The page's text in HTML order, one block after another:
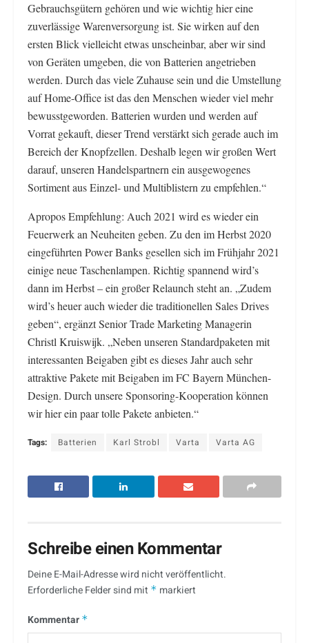
Gebrauchsgütern gehören und wie wichtig hier eine
zuverlässige Warenversorgung ist. Sie wirken auf den
ersten Blick vielleicht etwas unscheinbar, aber wir sind
von Geräten umgeben, die von Batterien angetrieben
werden. Durch das viele Zuhause sein und die Umstellung
auf Home-Office ist das den Menschen wieder viel mehr
bewusstgeworden. Batterien wurden und werden auf
Vorrat gekauft, dieser Trend verstärkt sich gerade auch im
Bereich der Knopfzellen. Deshalb legen wir großen Wert
darauf, unseren Handelspartnern ein ausgewogenes
Sortiment aus Einzel- und Multiblistern zu empfehlen.“
Apropos Empfehlung: Auch 2021 wird es wieder ein
Feuerwerk an Neuheiten geben. Zu den im Herbst 2020
eingeführten Power Banks gesellen sich im Frühjahr 2021
einige neue Taschenlampen. Richtig spannend wird’s
dann im Herbst – ein großer Relaunch steht an. „Zudem
wird’s heuer auch wieder die traditionellen Sales Drives
geben“, ergänzt Senior Trade Marketing Managerin
Christl Kruiswijk. „Neben unseren Standardpaketen mit
interessanten Beigaben gibt es dieses Jahr auch sehr
attraktive Pakete mit Beigaben im FC Bayern München-
Design. Durch unsere Sponsoring-Kooperation können
wir hier ein paar tolle Pakete anbieten.“
Tags: Batterien Karl Strobl Varta Varta AG
Schreibe einen Kommentar
Deine E-Mail-Adresse wird nicht veröffentlicht.
Erforderliche Felder sind mit * markiert
Kommentar *